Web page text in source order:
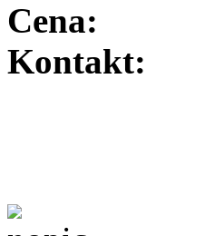
Cena:
Kontakt: